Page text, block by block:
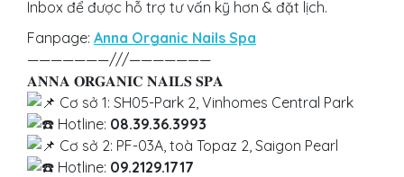
Inbox để được hỗ trợ tư vấn kỹ hơn & đặt lịch.
Fanpage: Anna Organic Nails Spa
———————///———————
𝐀𝐍𝐍𝐀 𝐎𝐑𝐆𝐀𝐍𝐈𝐂 𝐍𝐀𝐈𝐋𝐒 𝐒𝐏𝐀
Cơ sở 1: SH05-Park 2, Vinhomes Central Park
Hotline: 08.39.36.3993
Cơ sở 2: PF-03A, toà Topaz 2, Saigon Pearl
Hotline: 09.2129.1717